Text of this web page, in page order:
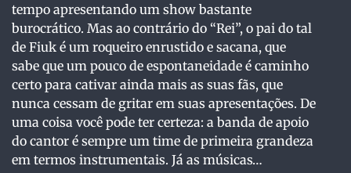
tempo apresentando um show bastante
burocrático. Mas ao contrário do “Rei”, o pai do tal
de Fiuk é um roqueiro enrustido e sacana, que
sabe que um pouco de espontaneidade é caminho
certo para cativar ainda mais as suas fãs, que
nunca cessam de gritar em suas apresentações. De
uma coisa você pode ter certeza: a banda de apoio
do cantor é sempre um time de primeira grandeza
em termos instrumentais. Já as músicas…